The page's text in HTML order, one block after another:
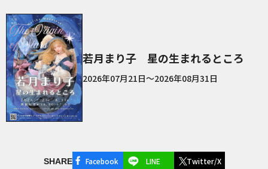
若月まり子 星の生まれるところ
2026年07月21日～2026年08月31日
SHARE Facebook LINE Twitter/X